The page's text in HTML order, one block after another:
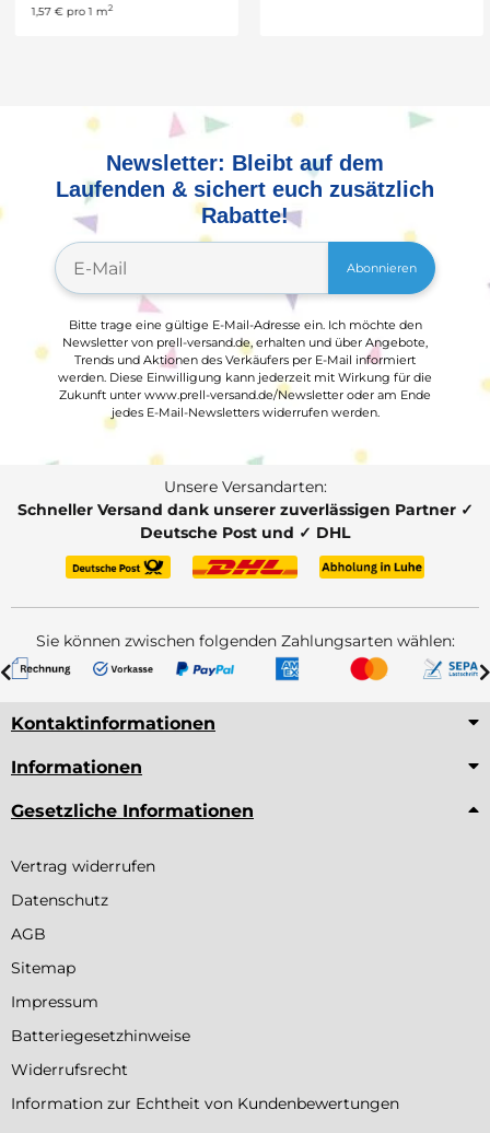
1,57 € pro 1 m2
Newsletter: Bleibt auf dem
Laufenden & sichert euch zusätzlich
Rabatte!
Abonnieren
Bitte trage eine gültige E-Mail-Adresse ein. Ich möchte den
Newsletter von prell-versand.de, erhalten und über Angebote,
Trends und Aktionen des Verkäufers per E-Mail informiert
werden. Diese Einwilligung kann jederzeit mit Wirkung für die
Zukunft unter www.prell-versand.de/Newsletter oder am Ende
jedes E-Mail-Newsletters widerrufen werden.
Unsere Versandarten:
Schneller Versand dank unserer zuverlässigen Partner ✓
Deutsche Post und ✓ DHL
Sie können zwischen folgenden Zahlungsarten wählen:
Kontaktinformationen
Informationen
Gesetzliche Informationen
Vertrag widerrufen
Datenschutz
AGB
Sitemap
Impressum
Batteriegesetzhinweise
Widerrufsrecht
Information zur Echtheit von Kundenbewertungen